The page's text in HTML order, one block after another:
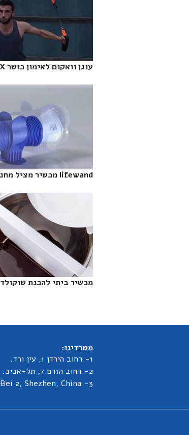
עוגן וואקום לאימון כושר TRX - גרבו‎
lifewand מכשיר מציל מחנק‎
מכשיר ביתי להכנת שוקולד‎
משרדינו:
1- רחוב הירדן 1, עין ורד.
2- רחוב הזרם 7, תל-אביב.
3- DunBei 2, Shezhen, China